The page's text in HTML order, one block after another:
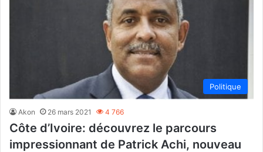
Politique
Akon 26 mars 2021 4 766
Côte d’Ivoire: découvrez le parcours
impressionnant de Patrick Achi, nouveau